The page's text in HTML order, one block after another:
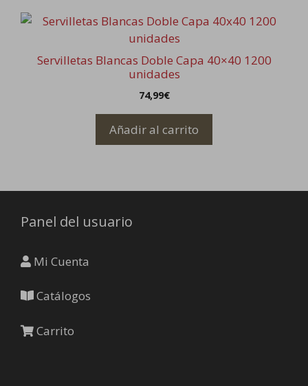
Servilletas Blancas Doble Capa 40×40 1200
unidades
74,99€
Añadir al carrito
Panel del usuario
Mi Cuenta
Catálogos
Carrito